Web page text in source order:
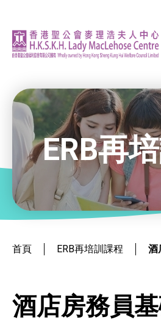
關於我們
ERB再培訓課程
就業掛鈎課程
技能提升課程
ERB再
首頁 ERB再培訓課程 酒
酒店房務員